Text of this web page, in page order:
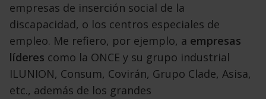
empresas de inserción social de la
discapacidad, o los centros especiales de
empleo. Me refiero, por ejemplo, a empresas
líderes como la ONCE y su grupo industrial
ILUNION, Consum, Covirán, Grupo Clade, Asisa,
etc., además de los grandes